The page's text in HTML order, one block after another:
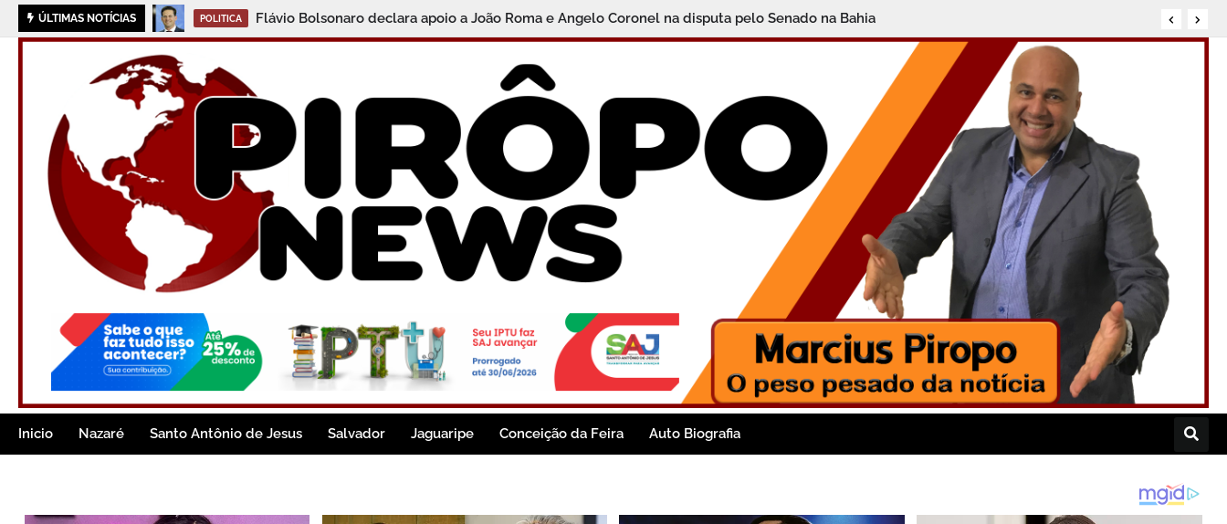
ÚLTIMAS NOTÍCIAS BAHIA Inscrições para concurso da Polícia Civil da Bahia começam nesta sexta; veja como participar
Inicio Nazaré Santo Antônio de Jesus Salvador Jaguaripe Conceição da Feira Auto Biografia